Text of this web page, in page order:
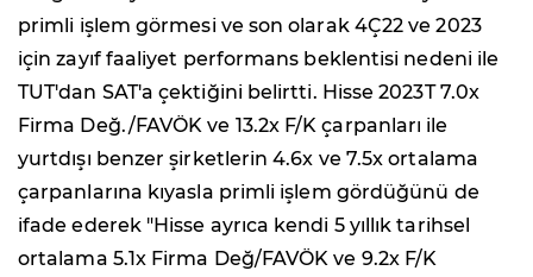
primli işlem görmesi ve son olarak 4Ç22 ve 2023
için zayıf faaliyet performans beklentisi nedeni ile
TUT'dan SAT'a çektiğini belirtti. Hisse 2023T 7.0x
Firma Değ./FAVÖK ve 13.2x F/K çarpanları ile
yurtdışı benzer şirketlerin 4.6x ve 7.5x ortalama
çarpanlarına kıyasla primli işlem gördüğünü de
ifade ederek "Hisse ayrıca kendi 5 yıllık tarihsel
ortalama 5.1x Firma Değ/FAVÖK ve 9.2x F/K